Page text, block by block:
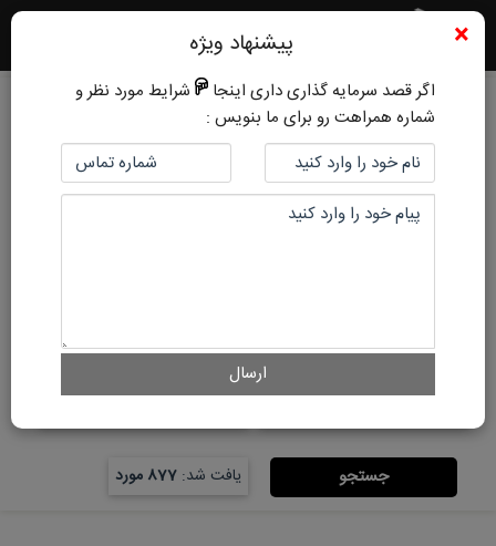
محله
همه موارد
جستجو یافت شد: 877 مورد
× پیشنهاد ویژه
اگر قصد سرمایه گذاری داری اینجا
شرایط مورد نظر و
شماره همراهت رو برای ما بنویس :
ارسال